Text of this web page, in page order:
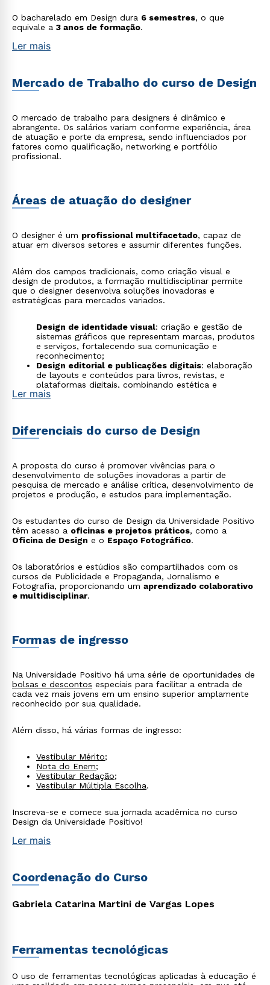
O bacharelado em Design dura 6 semestres, o que
equivale a 3 anos de formação.
Ler mais
Mercado de Trabalho do curso de Design
O mercado de trabalho para designers é dinâmico e
abrangente. Os salários variam conforme experiência, área
de atuação e porte da empresa, sendo influenciados por
fatores como qualificação, networking e portfólio
profissional.
Áreas de atuação do designer
O designer é um profissional multifacetado, capaz de
atuar em diversos setores e assumir diferentes funções.
Além dos campos tradicionais, como criação visual e
design de produtos, a formação multidisciplinar permite
que o designer desenvolva soluções inovadoras e
estratégicas para mercados variados.
Design de identidade visual: criação e gestão de
sistemas gráficos que representam marcas, produtos
e serviços, fortalecendo sua comunicação e
reconhecimento;
Design editorial e publicações digitais: elaboração
de layouts e conteúdos para livros, revistas, e
plataformas digitais, combinando estética e
funcionalidade para melhorar a experiência do leitor;
facilitam a navegação em espaços físicos e virtuais;
tecnológica para o uso cotidiano;
Design de serviços : planejamento e melhoria de
serviços para tornar processos mais eficientes e
agradáveis ao usuário, integrando experiência e
funcionalidade;
de conceitos e protótipos para produtos, ambientes
ou sistemas ainda em fase inicial, usando técnicas
avançadas e tecnologia 3D;
inovação e identidade pessoal no mercado;
Consultoria em design estratégico: atuação em
empresas ou como freelancer para analisar, planejar
e implementar soluções de design que impactam
atendem às necessidades de todos os usuários,
promovendo a inclusão social;
materiais, processos e produtos ecoeficientes.
Ler mais
Diferenciais do curso de Design
A proposta do curso é promover vivências para o
desenvolvimento de soluções inovadoras a partir de
pesquisa de mercado e análise crítica, desenvolvimento de
projetos e produção, e estudos para implementação.
Os estudantes do curso de Design da Universidade Positivo
têm acesso a oficinas e projetos práticos, como a
Oficina de Design e o Espaço Fotográfico.
Os laboratórios e estúdios são compartilhados com os
cursos de Publicidade e Propaganda, Jornalismo e
Fotografia, proporcionando um aprendizado colaborativo
e multidisciplinar.
Formas de ingresso
Na Universidade Positivo há uma série de oportunidades de
bolsas e descontos especiais para facilitar a entrada de
cada vez mais jovens em um ensino superior amplamente
reconhecido por sua qualidade.
Além disso, há várias formas de ingresso:
Vestibular Mérito;
Nota do Enem;
Vestibular Redação;
Vestibular Múltipla Escolha.
Inscreva-se e comece sua jornada acadêmica no curso
Design da Universidade Positivo!
Ler mais
Coordenação do Curso
Gabriela Catarina Martini de Vargas Lopes
Ferramentas tecnológicas
O uso de ferramentas tecnológicas aplicadas à educação é